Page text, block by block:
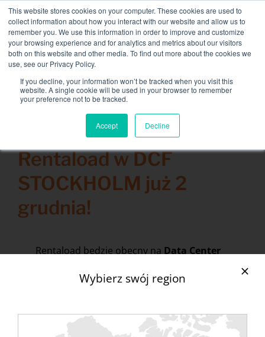
This website stores cookies on your computer. These cookies are used to
collect information about how you interact with our website and allow us to
remember you. We use this information in order to improve and customize
your browsing experience and for analytics and metrics about our visitors
both on this website and other media. To find out more about the cookies we
use, see our Privacy Policy.
If you decline, your information won’t be tracked when you visit this
website. A single cookie will be used in your browser to remember
your preference not to be tracked.
Accept Decline
content
NEW FLEET: Dostępne banki mocy 3,5 MW / MVA,
więcej informacji tutaj.
KONTAKT
Toggle
Usługi powiązane
Secteurs et solutions
Firma
Zasoby
Kontakt
Search
for:
Rentaload w DCF
STOCKHOLM już 2
grudnia!
Rentaload będzie obecny na Data Center
grudnia w godzinach 8-17.30.
Sign i zgromadzi wielu graczy ze szwedzkiej
branży centrów danych.
Wybierz swój region